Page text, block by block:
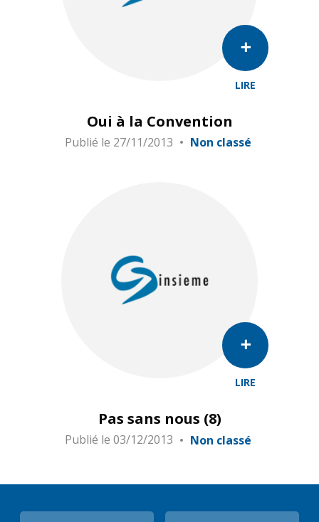
LIRE
Oui à la Convention
Publié le 27/11/2013 Non classé
LIRE
Pas sans nous (8)
Publié le 03/12/2013 Non classé